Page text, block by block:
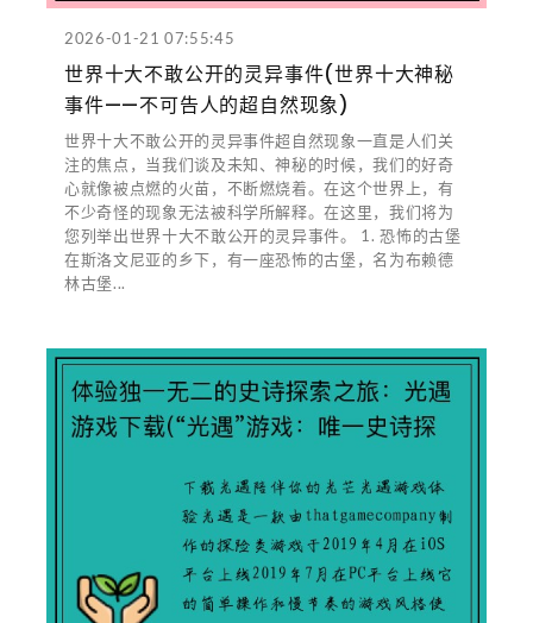
2026-01-21 07:55:45
世界十大不敢公开的灵异事件(世界十大神秘
事件——不可告人的超自然现象)
世界十大不敢公开的灵异事件超自然现象一直是人们关
注的焦点，当我们谈及未知、神秘的时候，我们的好奇
心就像被点燃的火苗，不断燃烧着。在这个世界上，有
不少奇怪的现象无法被科学所解释。在这里，我们将为
您列举出世界十大不敢公开的灵异事件。 1. 恐怖的古堡
在斯洛文尼亚的乡下，有一座恐怖的古堡，名为布赖德
林古堡...